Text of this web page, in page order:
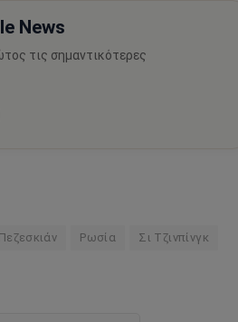
News
τις σημαντικότερες
Πεζεσκιάν Ρωσία Σι Τζινπίνγκ